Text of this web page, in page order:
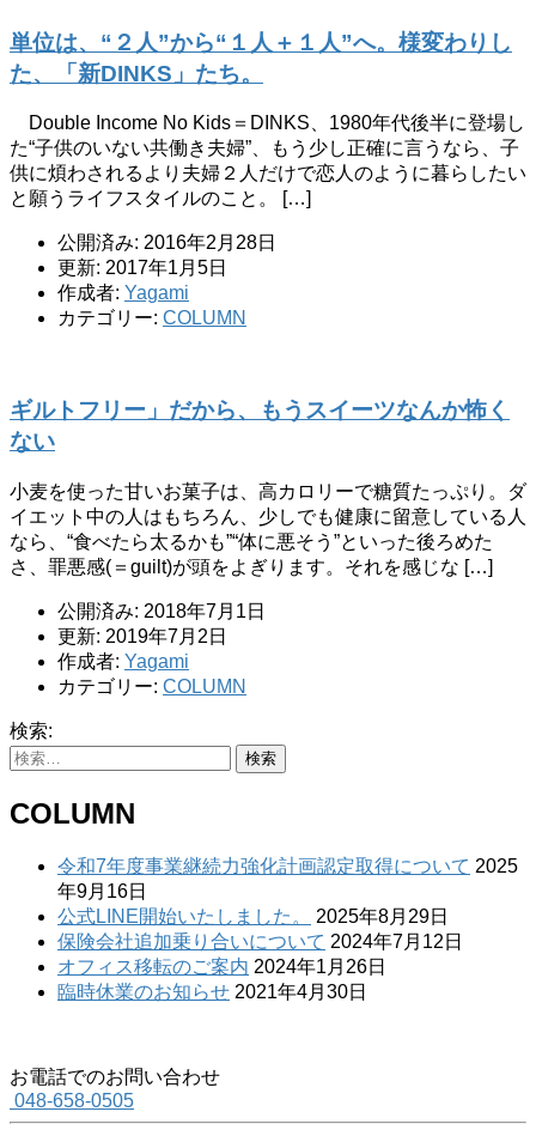
単位は、“２人”から“１人＋１人”へ。様変わりし
た、「新DINKS」たち。
Double Income No Kids＝DINKS、1980年代後半に登場し
た“子供のいない共働き夫婦”、もう少し正確に言うなら、子
供に煩わされるより夫婦２人だけで恋人のように暮らしたい
と願うライフスタイルのこと。 […]
公開済み: 2016年2月28日
更新: 2017年1月5日
作成者: Yagami
カテゴリー: COLUMN
ギルトフリー」だから、もうスイーツなんか怖く
ない
小麦を使った甘いお菓子は、高カロリーで糖質たっぷり。ダ
イエット中の人はもちろん、少しでも健康に留意している人
なら、“食べたら太るかも”“体に悪そう”といった後ろめた
さ、罪悪感(＝guilt)が頭をよぎります。それを感じな […]
公開済み: 2018年7月1日
更新: 2019年7月2日
作成者: Yagami
カテゴリー: COLUMN
検索:
COLUMN
令和7年度事業継続力強化計画認定取得について 2025
年9月16日
公式LINE開始いたしました。
2025年8月29日
保険会社追加乗り合いについて 2024年7月12日
オフィス移転のご案内 2024年1月26日
臨時休業のお知らせ 2021年4月30日
お電話でのお問い合わせ
048-658-0505